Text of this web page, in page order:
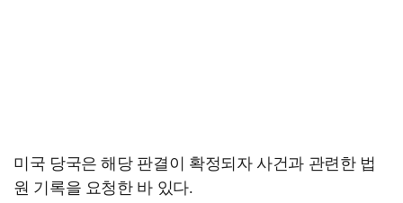
미국 당국은 해당 판결이 확정되자 사건과 관련한 법
원 기록을 요청한 바 있다.